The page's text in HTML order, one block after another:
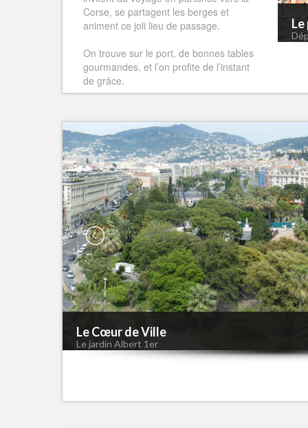
Corse, se partagent les berges et
animent ce joli lieu de passage.
On trouve sur le port, de bonnes tables
gourmandes, et l’on profite de l’instant
de grâce.
Le Cœur de Ville
Le jardin Albert 1er